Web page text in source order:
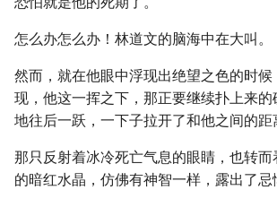
怎么办怎么办！林道文的脑海中在大叫。
然而，就在他眼中浮现出绝望之色的时
现，他这一挥之下，那正要继续扑上来
地往后一跃，一下子拉开了和他之间的距
那只反射着冰冷死亡气息的眼睛，也转
的暗红水晶，仿佛有神智一样，露出了忌